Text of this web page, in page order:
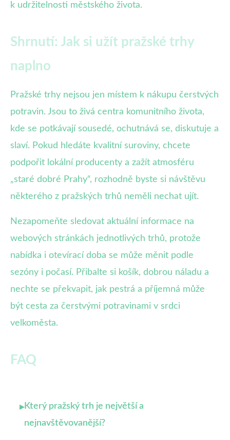
k udržitelnosti městského života.
Shrnutí: Jak si užít pražské trhy
naplno
Pražské trhy nejsou jen místem k nákupu čerstvých
potravin. Jsou to živá centra komunitního života,
kde se potkávají sousedé, ochutnává se, diskutuje a
slaví. Pokud hledáte kvalitní suroviny, chcete
podpořit lokální producenty a zažít atmosféru
„staré dobré Prahy“, rozhodně byste si návštěvu
některého z pražských trhů neměli nechat ujít.
Nezapomeňte sledovat aktuální informace na
webových stránkách jednotlivých trhů, protože
nabídka i otevírací doba se může měnit podle
sezóny i počasí. Přibalte si košík, dobrou náladu a
nechte se překvapit, jak pestrá a příjemná může
být cesta za čerstvými potravinami v srdci
velkoměsta.
FAQ
▸Který pražský trh je největší a
nejnavštěvovanější?